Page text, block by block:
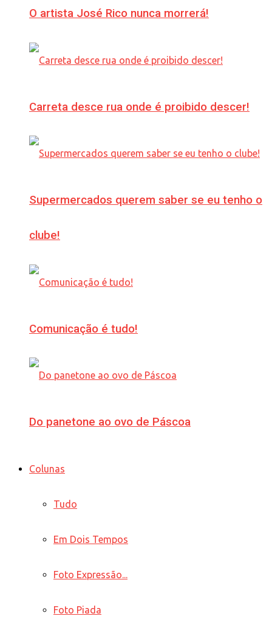
O artista José Rico nunca morrerá!
Carreta desce rua onde é proibido descer!
Supermercados querem saber se eu tenho o
clube!
Comunicação é tudo!
Do panetone ao ovo de Páscoa
Colunas
Tudo
Em Dois Tempos
Foto Expressão...
Foto Piada